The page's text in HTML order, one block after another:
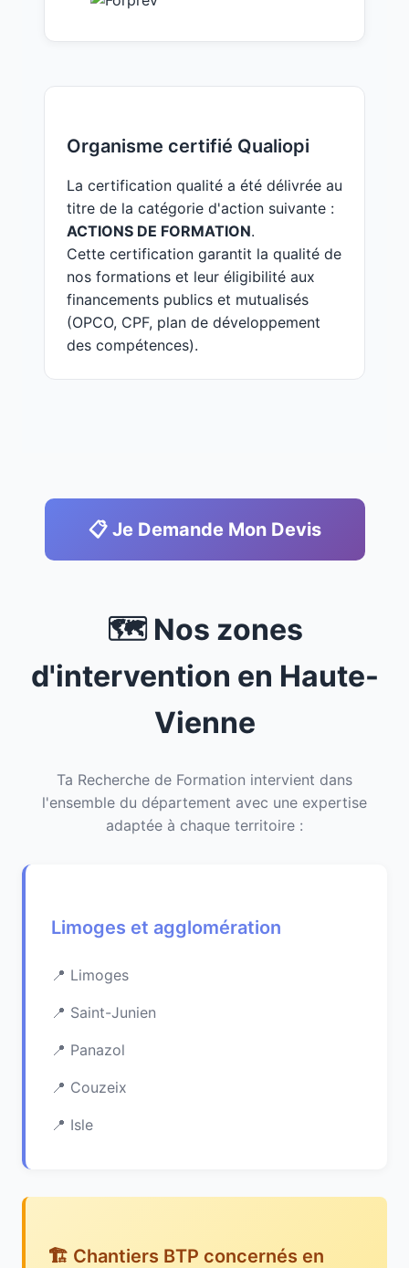
Organisme certifié Qualiopi
La certification qualité a été délivrée au
titre de la catégorie d'action suivante :
ACTIONS DE FORMATION.
Cette certification garantit la qualité de
nos formations et leur éligibilité aux
financements publics et mutualisés
(OPCO, CPF, plan de développement
des compétences).
📋 Je Demande Mon Devis
🗺️ Nos zones
d'intervention en Haute-
Vienne
Ta Recherche de Formation intervient dans
l'ensemble du département avec une expertise
adaptée à chaque territoire :
Limoges et agglomération
Limoges
Saint-Junien
Panazol
Couzeix
Isle
🏗️ Chantiers BTP concernés en